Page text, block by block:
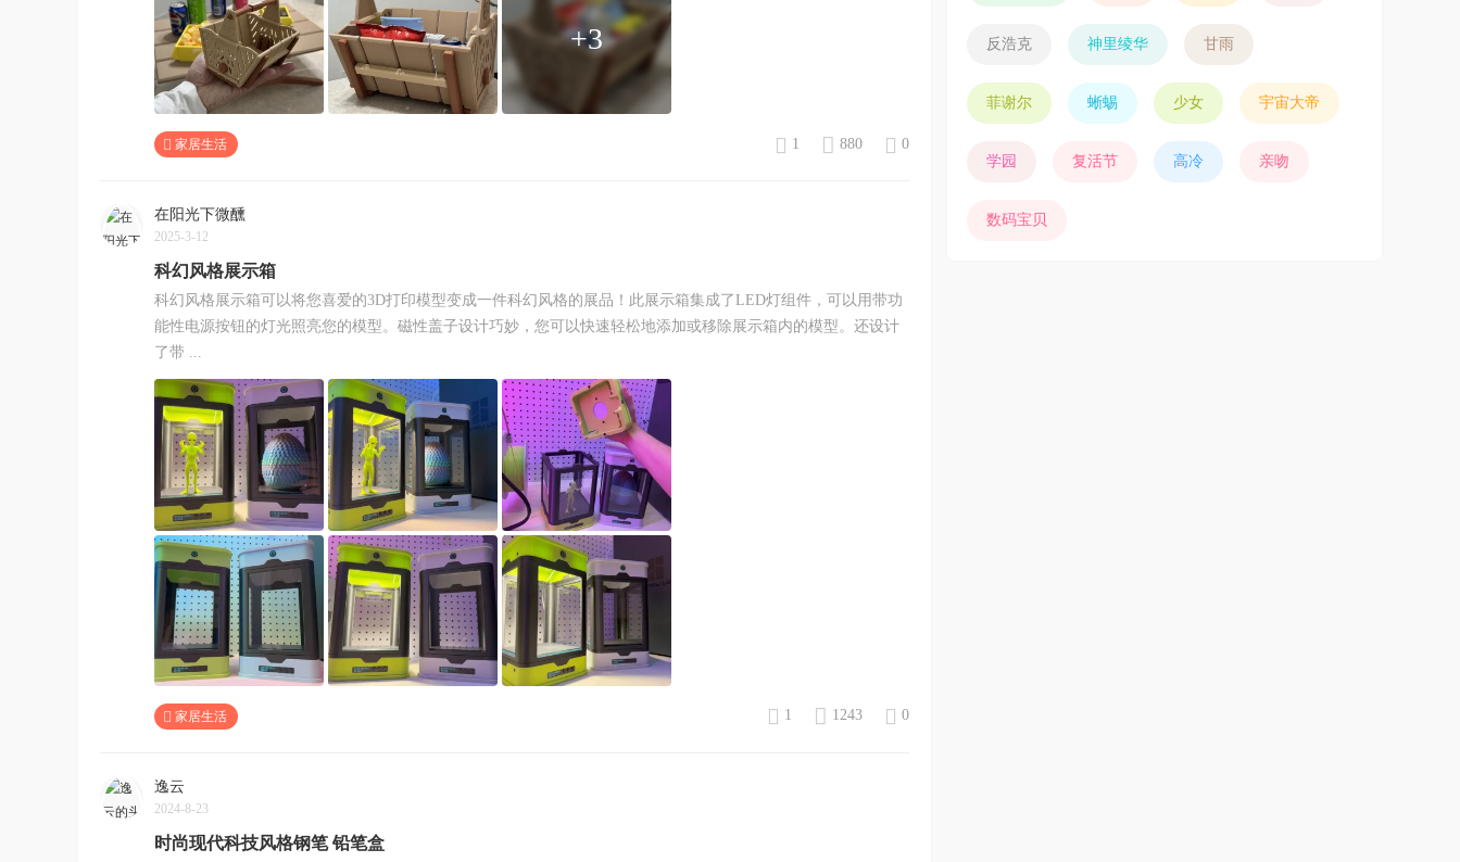
+3
家居生活 1 880 0
在阳光下微醺
2025-3-12
科幻风格展示箱
科幻风格展示箱可以将您喜爱的3D打印模型变成一件科幻风格的展品！此展示箱集成了LED灯组件，可以用带功
能性电源按钮的灯光照亮您的模型。磁性盖子设计巧妙，您可以快速轻松地添加或移除展示箱内的模型。还设计
了带 ...
家居生活 1 1243 0
逸云
2024-8-23
时尚现代科技风格钢笔 铅笔盒
反浩克 神里绫华 甘雨
菲谢尔 蜥蜴 少女 宇宙大帝
学园 复活节 高冷 亲吻
数码宝贝